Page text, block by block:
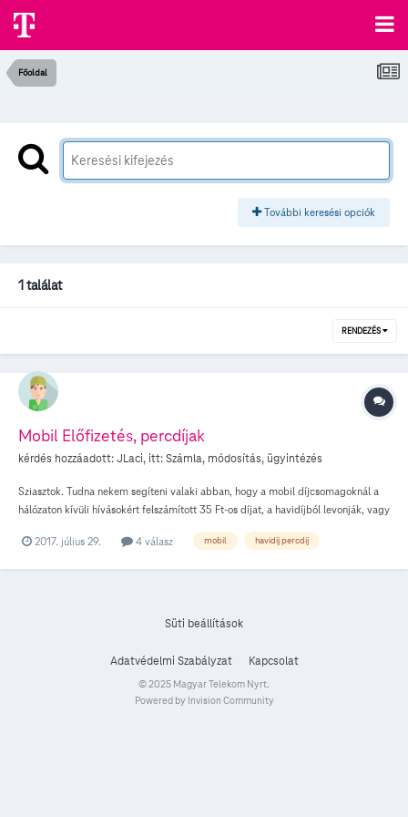
Főoldal
További keresési opciók
1 találat
RENDEZÉS
Mobil Előfizetés, percdíjak
kérdés hozzáadott:JLaci, itt:Számla, módosítás, ügyintézés
Sziasztok. Tudna nekem segíteni valaki abban, hogy a mobil díjcsomagoknál a
hálózaton kívüli hívásokért felszámított 35 Ft-os díjat, a havidíjból levonják, vagy
2017. július 29.
4 válasz mobil havidíj percdíj
Süti beállítások
Adatvédelmi Szabályzat Kapcsolat
© 2025 Magyar Telekom Nyrt.
Powered by Invision Community